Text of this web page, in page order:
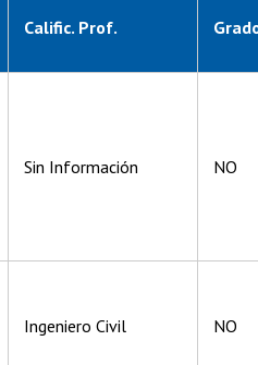
Calific. Prof.
Sin Información NO
Ingeniero Civil NO